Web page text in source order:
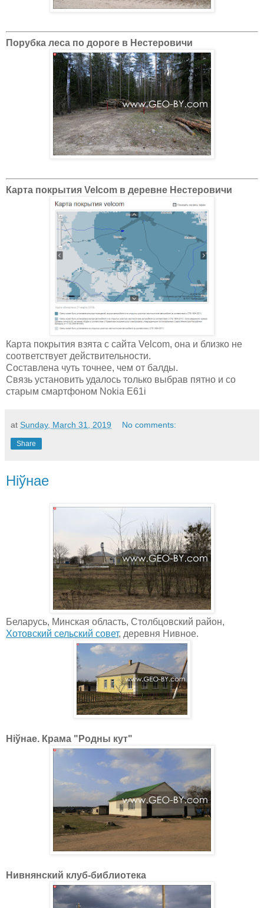
Порубка леса по дороге в Нестеровичи
Карта покрытия Velcom в деревне Нестеровичи
Карта покрытия взята с сайта Velcom, она и близко не
соответствует действительности.
Составлена чуть точнее, чем от балды.
Связь установить удалось только выбрав пятно и со
старым смартфоном Nokia E61i
at Sunday, March 31, 2019 No comments:
Share
Ніўнае
Беларусь, Минская область, Столбцовский район,
Хотовский сельский совет, деревня Нивное.
Ніўнае. Крама "Родны кут"
Нивнянский клуб-библиотека